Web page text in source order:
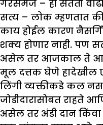
गैरसमज – ही संतती
सत्य – लोक म्हणतात
काय होईल कारण
शक्य होणार नाही. पण
असेल तर आजकाल ते
मूल दत्तक घेणे हादेखील
लिंगी व्यक्तीकडे कल
जोडीदारासोबत राहते
असेल तर अंडी दान